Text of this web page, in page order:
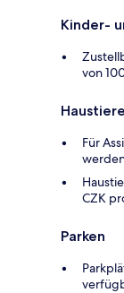
Kinder-
von
Haustiere
Für
CZK
Parken